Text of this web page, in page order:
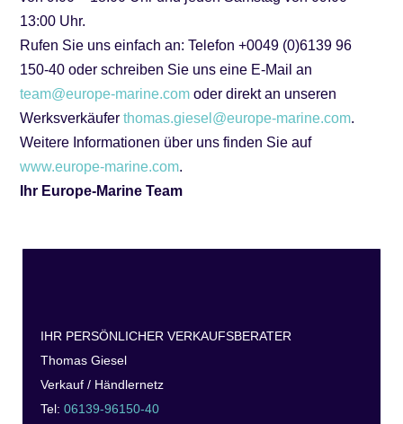
13:00 Uhr.
Rufen Sie uns einfach an: Telefon +0049 (0)6139 96
150-40 oder schreiben Sie uns eine E-Mail an
team@europe-marine.com oder direkt an unseren
Werksverkäuferthomas.giesel@europe-marine.com.
Weitere Informationen über uns finden Sie auf
www.europe-marine.com.
Ihr Europe-Marine Team
IHR PERSÖNLICHER VERKAUFSBERATER
Thomas Giesel
Verkauf / Händlernetz
Tel: 06139-96150-40